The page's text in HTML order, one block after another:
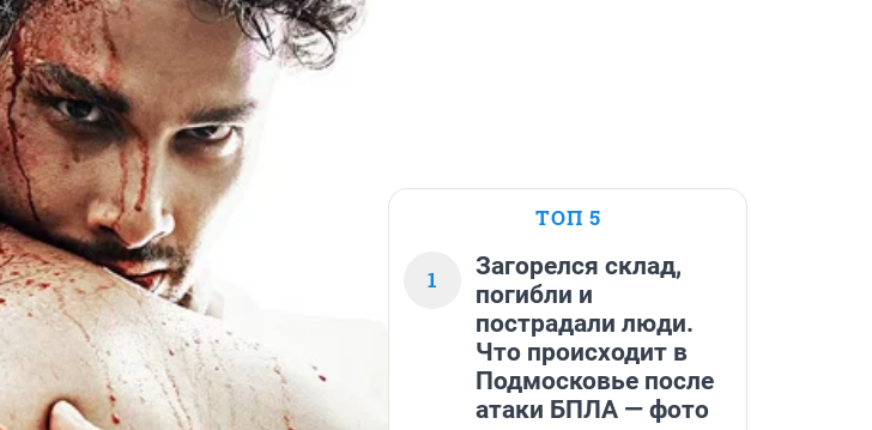
ТОП 5
1
Загорелся склад,
погибли и
пострадали люди.
Что происходит в
Подмосковье после
атаки БПЛА — фото